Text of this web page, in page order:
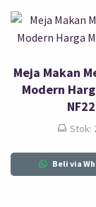
Meja Makan
Modern
NF22
Stok:
Beli via